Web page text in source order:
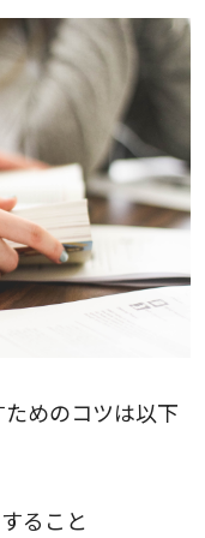
めのコツは以下
ること